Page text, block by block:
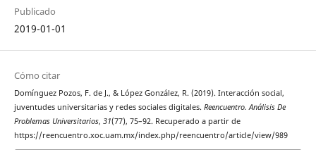
Publicado
2019-01-01
Cómo citar
Domínguez Pozos, F. de J., & López González, R. (2019). Interacción social,
juventudes universitarias y redes sociales digitales. Reencuentro. Análisis De
Problemas Universitarios, 31(77), 75–92. Recuperado a partir de
https://reencuentro.xoc.uam.mx/index.php/reencuentro/article/view/989